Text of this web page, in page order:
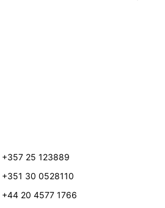
+357 25 123889
+351 30 0528110
+44 20 4577 1766